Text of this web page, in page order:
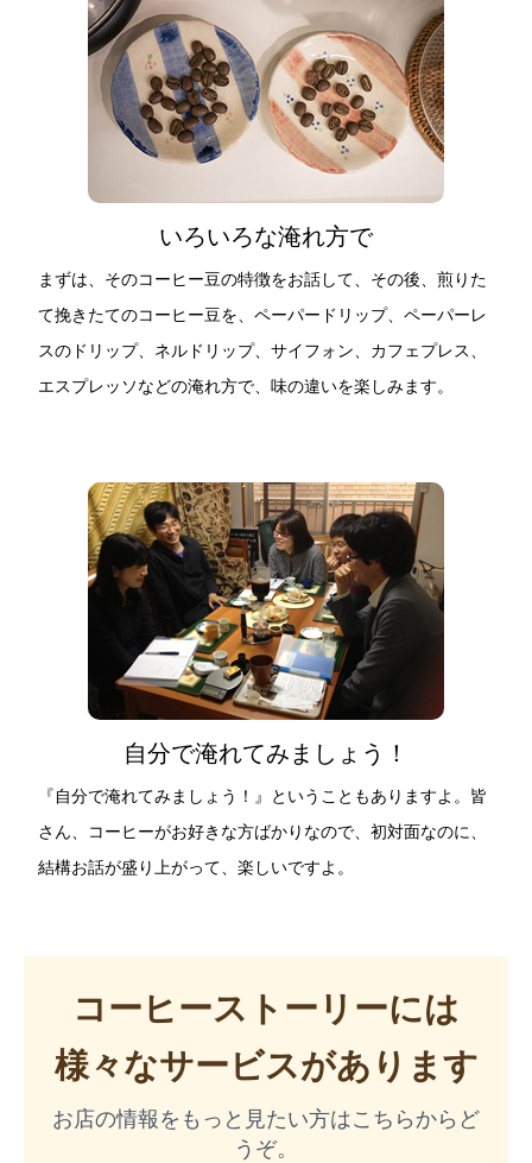
いろいろな淹れ方で
まずは、そのコーヒー豆の特徴をお話して、その後、煎りた
て挽きたてのコーヒー豆を、ペーパードリップ、ペーパーレ
スのドリップ、ネルドリップ、サイフォン、カフェプレス、
エスプレッソなどの淹れ方で、味の違いを楽しみます。
自分で淹れてみましょう！
『自分で淹れてみましょう！』ということもありますよ。皆
さん、コーヒーがお好きな方ばかりなので、初対面なのに、
結構お話が盛り上がって、楽しいですよ。
コーヒーストーリーには
様々なサービスがあります
お店の情報をもっと見たい方はこちらからど
うぞ。